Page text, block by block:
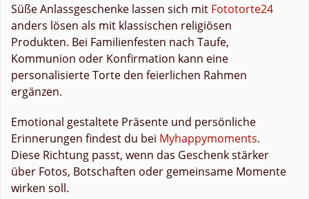
Süße Anlassgeschenke lassen sich mit Fototorte24
anders lösen als mit klassischen religiösen
Produkten. Bei Familienfesten nach Taufe,
Kommunion oder Konfirmation kann eine
personalisierte Torte den feierlichen Rahmen
ergänzen.
Emotional gestaltete Präsente und persönliche
Erinnerungen findest du bei Myhappymoments.
Diese Richtung passt, wenn das Geschenk stärker
über Fotos, Botschaften oder gemeinsame Momente
wirken soll.